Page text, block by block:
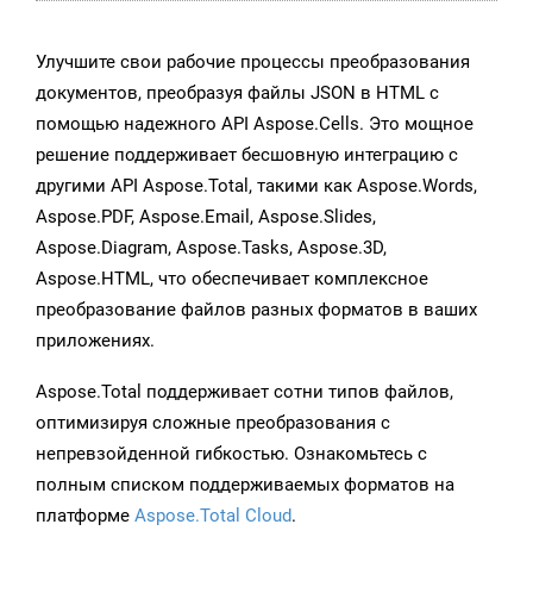
Улучшите свои рабочие процессы преобразования
документов, преобразуя файлы JSON в HTML с
помощью надежного API Aspose.Cells. Это мощное
решение поддерживает бесшовную интеграцию с
другими API Aspose.Total, такими как Aspose.Words,
Aspose.PDF, Aspose.Email, Aspose.Slides,
Aspose.Diagram, Aspose.Tasks, Aspose.3D,
Aspose.HTML, что обеспечивает комплексное
преобразование файлов разных форматов в ваших
приложениях.
Aspose.Total поддерживает сотни типов файлов,
оптимизируя сложные преобразования с
непревзойденной гибкостью. Ознакомьтесь с
полным списком поддерживаемых форматов на
платформе Aspose.Total Cloud.